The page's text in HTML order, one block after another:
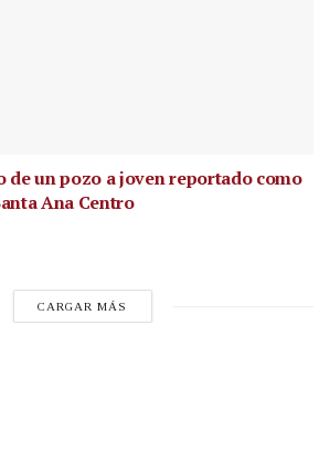
de un pozo a joven reportado como
Ana Centro
CARGAR MÁS